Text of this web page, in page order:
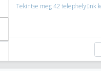
Tekintse meg 42 telephelyünk